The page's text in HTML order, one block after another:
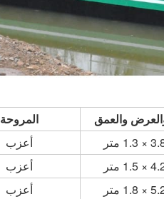
والعمق المروحة
أعزب
أعزب
أعزب